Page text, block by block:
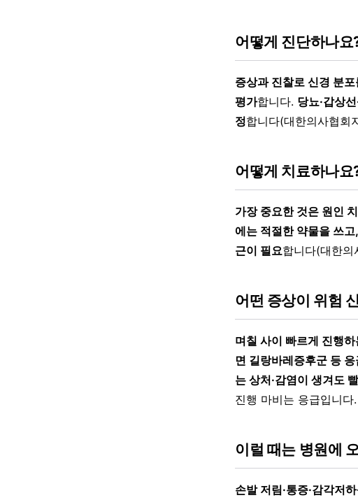
어떻게 진단하나요
증상과 진찰로 신경 분
평가합니다. 당뇨·갑상
정합니다(대한의사협회
어떻게 치료하나요
가장 중요한 것은 원인
에는 적절한 약물을 쓰
근이 필요합니다(대한의
어떤 증상이 위험
며칠 사이 빠르게 진행
면 길랑바레증후군 등
는 상처·감염이 생겨도
진행 마비는 응급입니다.
이럴 때는 병원에
손발 저림·통증·감각저